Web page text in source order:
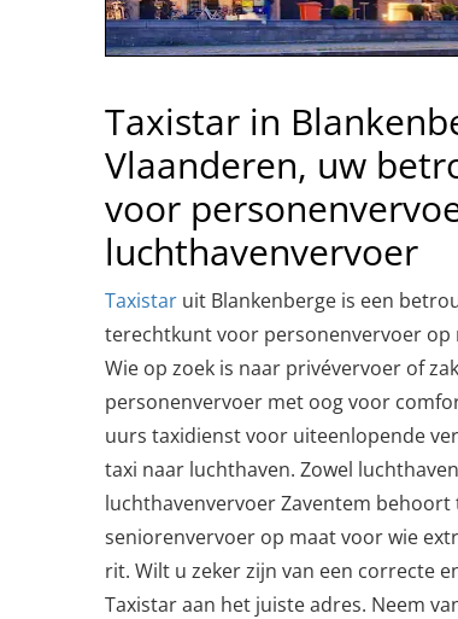
Taxistar in
Vlaanderen, uw
voor
luchthavenvervoer
Taxistar uit Blankenberge is een
terechtkunt voor personenvervoer op
Wie op zoek is naar privévervoer of
personenvervoer met oog voor
uurs taxidienst voor uiteenlopende
taxi naar luchthaven. Zowel
luchthavenvervoer Zaventem
seniorenvervoer op maat voor wie
rit. Wilt u zeker zijn van een correcte
Taxistar aan het juiste adres. Neem